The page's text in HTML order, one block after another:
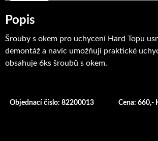
Popis
Šrouby s okem pro uchycení Hard Topu
demontáž a navíc umožňují praktické
obsahuje 6ks šroubů s okem.
Objednací číslo: 82200013 Cena: 660,-